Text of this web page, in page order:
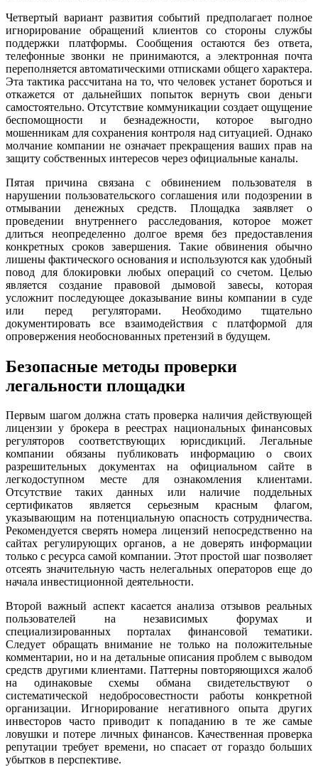
Четвертый вариант развития событий предполагает полное
игнорирование обращений клиентов со стороны службы
поддержки платформы. Сообщения остаются без ответа,
телефонные звонки не принимаются, а электронная почта
переполняется автоматическими отписками общего характера.
Эта тактика рассчитана на то, что человек устанет бороться и
откажется от дальнейших попыток вернуть свои деньги
самостоятельно. Отсутствие коммуникации создает ощущение
беспомощности и безнадежности, которое выгодно
мошенникам для сохранения контроля над ситуацией. Однако
молчание компании не означает прекращения ваших прав на
защиту собственных интересов через официальные каналы.
Пятая причина связана с обвинением пользователя в
нарушении пользовательского соглашения или подозрении в
отмывании денежных средств. Площадка заявляет о
проведении внутреннего расследования, которое может
длиться неопределенно долгое время без предоставления
конкретных сроков завершения. Такие обвинения обычно
лишены фактического основания и используются как удобный
повод для блокировки любых операций со счетом. Целью
является создание правовой дымовой завесы, которая
усложнит последующее доказывание вины компании в суде
или перед регуляторами. Необходимо тщательно
документировать все взаимодействия с платформой для
опровержения необоснованных претензий в будущем.
Безопасные методы проверки
легальности площадки
Первым шагом должна стать проверка наличия действующей
лицензии у брокера в реестрах национальных финансовых
регуляторов соответствующих юрисдикций. Легальные
компании обязаны публиковать информацию о своих
разрешительных документах на официальном сайте в
легкодоступном месте для ознакомления клиентами.
Отсутствие таких данных или наличие поддельных
сертификатов является серьезным красным флагом,
указывающим на потенциальную опасность сотрудничества.
Рекомендуется сверять номера лицензий непосредственно на
сайтах регулирующих органов, а не доверять информации
только с ресурса самой компании. Этот простой шаг позволяет
отсеять значительную часть нелегальных операторов еще до
начала инвестиционной деятельности.
Второй важный аспект касается анализа отзывов реальных
пользователей на независимых форумах и
специализированных порталах финансовой тематики.
Следует обращать внимание не только на положительные
комментарии, но и на детальные описания проблем с выводом
средств другими клиентами. Паттерны повторяющихся жалоб
на одинаковые схемы обмана свидетельствуют о
систематической недобросовестности работы конкретной
организации. Игнорирование негативного опыта других
инвесторов часто приводит к попаданию в те же самые
ловушки и потере личных финансов. Качественная проверка
репутации требует времени, но спасает от гораздо больших
убытков в перспективе.